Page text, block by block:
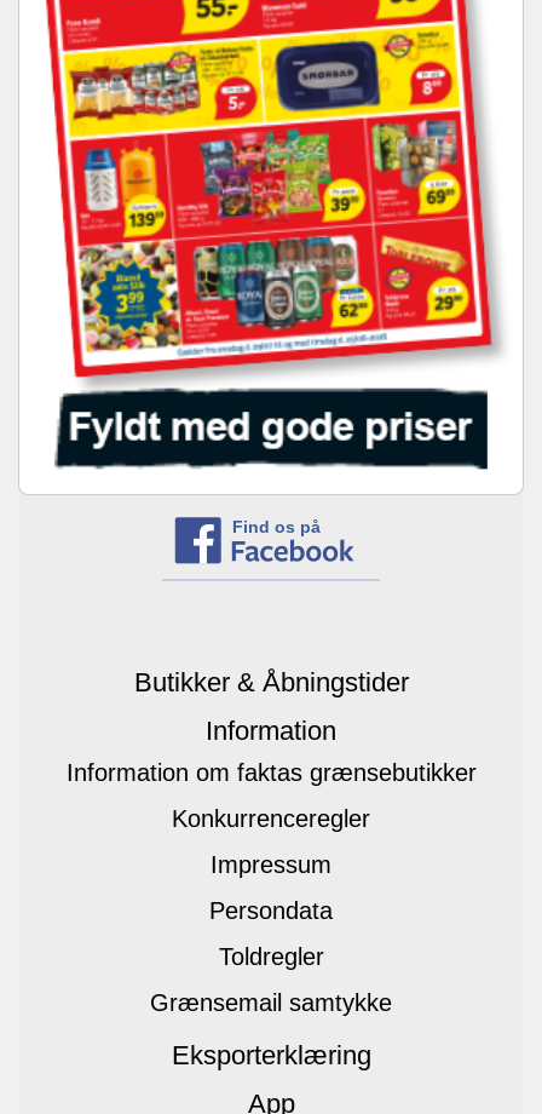
Find os på
Butikker & Åbningstider
Information
Information om faktas grænsebutikker
Konkurrenceregler
Impressum
Persondata
Toldregler
Grænsemail samtykke
Eksporterklæring
App